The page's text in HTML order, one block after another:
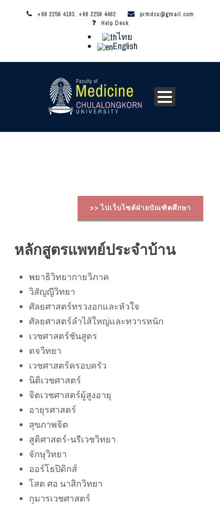
+66 2256 4183, +66 2256 4462
prmdcu@gmail.com
Help Desk
ไทย
English
>> ไปเว็บไซต์ฝ่ายบัณฑิตศึกษา
หลักสูตรแพทย์ประจำบ้าน
พยาธิวิทยากายวิภาค
วิสัญญีวิทยา
ศัลยศาสตร์ทรวงอกและหัวใจ
ศัลยศาสตร์ลำไส้ใหญ่และทวารหนัก
เวชศาสตร์ชันสูตร
ตจวิทยา
เวชศาสตร์ครอบครัว
นิติเวชศาสตร์
จิตเวชศาสตร์ผู้สูงอายุ
อายุรศาสตร์
สุขภาพจิต
สูติศาสตร์-นรีเวชวิทยา
จักษุวิทยา
ออร์โธปิดิกส์
โสต ศอ นาสิกวิทยา
กุมารเวชศาสตร์